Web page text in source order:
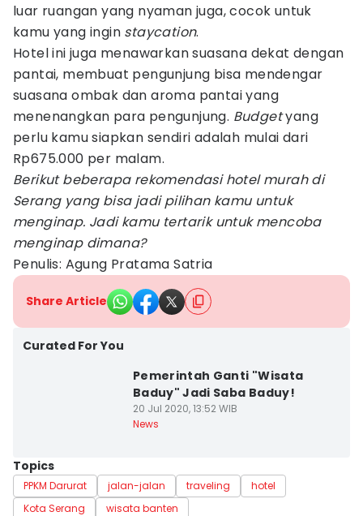
luar ruangan yang nyaman juga, cocok untuk
kamu yang ingin staycation.
Hotel ini juga menawarkan suasana dekat dengan
pantai, membuat pengunjung bisa mendengar
suasana ombak dan aroma pantai yang
menenangkan para pengunjung. Budgetyang
perlu kamu siapkan sendiri adalah mulai dari
Rp675.000 per malam.
Berikut beberapa rekomendasi hotel murah di
Serang yang bisa jadi pilihan kamu untuk
menginap. Jadi kamu tertarik untuk mencoba
menginap dimana?
Penulis: Agung Pratama Satria
Share Article
Curated For You
Pemerintah Ganti "Wisata
Baduy" Jadi Saba Baduy!
20 Jul 2020, 13:52 WIB
News
Topics
PPKM Darurat jalan-jalan traveling
hotel
Kota Serang
wisata banten